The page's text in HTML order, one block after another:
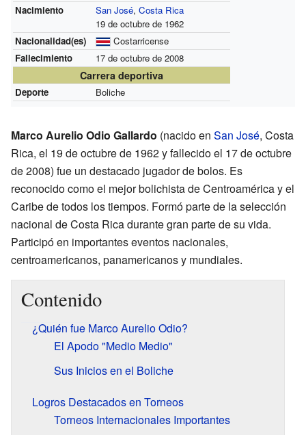
Nacimiento
San José, Costa Rica
19 de octubre de 1962
Nacionalidad(es)
Costarricense
Fallecimiento
17 de octubre de 2008
Carrera deportiva
Deporte Boliche
Marco Aurelio Odio Gallardo (nacido en San José, Costa
Rica, el 19 de octubre de 1962 y fallecido el 17 de octubre
de 2008) fue un destacado jugador de bolos. Es
reconocido como el mejor bolichista de Centroamérica y el
Caribe de todos los tiempos. Formó parte de la selección
nacional de Costa Rica durante gran parte de su vida.
Participó en importantes eventos nacionales,
centroamericanos, panamericanos y mundiales.
Contenido
¿Quién fue Marco Aurelio Odio?
El Apodo "Medio Medio"
Sus Inicios en el Boliche
Logros Destacados en Torneos
Torneos Internacionales Importantes